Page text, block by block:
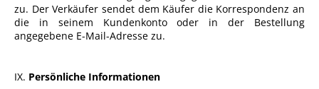
zu. Der Verkäufer sendet dem Käufer die Korrespondenz an
die in seinem Kundenkonto oder in der Bestellung
angegebene E-Mail-Adresse zu.
IX. Persönliche Informationen